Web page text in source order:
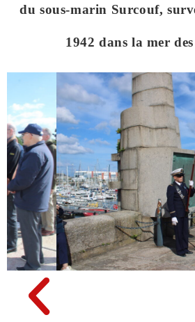
du sous-marin Surcouf,
1942 dans la mer